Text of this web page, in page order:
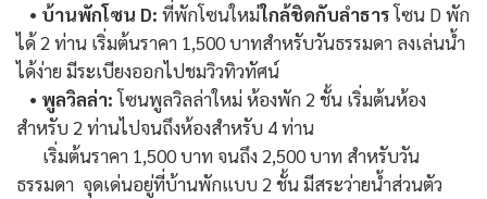
• บ้านพักโซน D: ที่พักโซนใหม่ใกล้ชิดกับลำธารโซน D พัก
ได้ 2 ท่าน เริ่มต้นราคา 1,500 บาทสำหรับวันธรรมดา ลงเล่นน้ำ
ได้ง่าย มีระเบียงออกไปชมวิวทิวทัศน์
• พูลวิลล่า:โซนพูลวิลล่าใหม่ ห้องพัก 2 ชั้น เริ่มต้นห้อง
สำหรับ 2 ท่านไปจนถึงห้องสำหรับ 4 ท่าน
เริ่มต้นราคา 1,500 บาท จนถึง 2,500 บาท สำหรับวัน
ธรรมดา จุดเด่นอยู่ที่บ้านพักแบบ 2 ชั้น มีสระว่ายน้ำส่วนตัว